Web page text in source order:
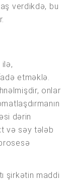
verdikdə, bu
etməklə.
onlar
dərin
və səy tələb
şirkətin maddi